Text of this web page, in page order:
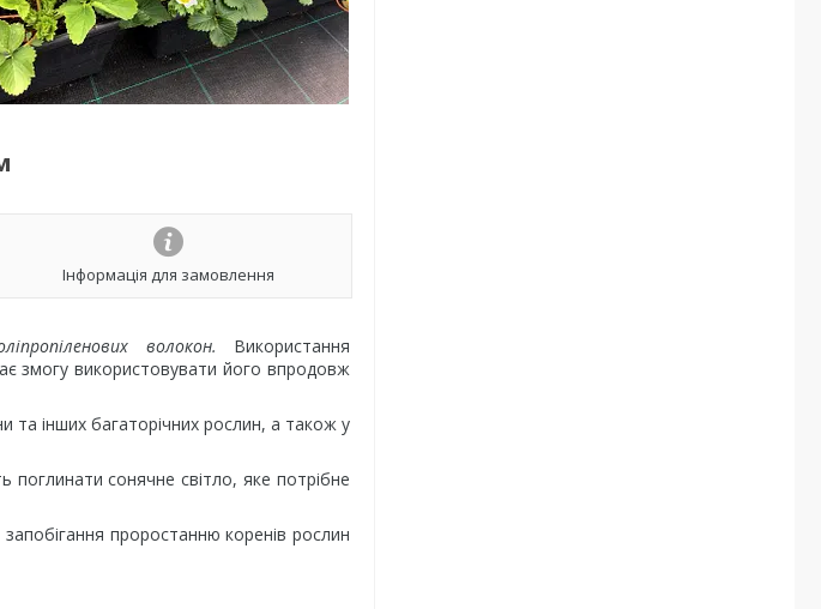
Інформація для замовлення
волокон. Використання
змогу використовувати його впродовж
та інших багаторічних рослин, а також у
поглинати сонячне світло, яке потрібне
проростанню коренів рослин